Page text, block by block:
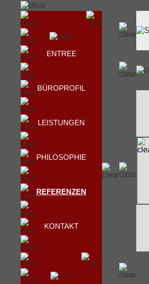
ENTREE
BÜROPROFIL
LEISTUNGEN
PHILOSOPHIE
REFERENZEN
KONTAKT